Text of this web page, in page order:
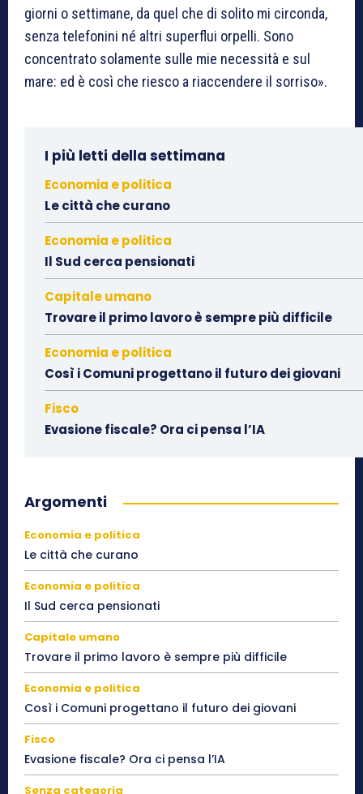
giorni o settimane, da quel che di solito mi circonda,
senza telefonini né altri superflui orpelli. Sono
concentrato solamente sulle mie necessità e sul
mare: ed è così che riesco a riaccendere il sorriso».
I più letti della settimana
Economia e politica
Le città che curano
Economia e politica
Il Sud cerca pensionati
Capitale umano
Trovare il primo lavoro è sempre più difficile
Economia e politica
Così i Comuni progettano il futuro dei giovani
Fisco
Evasione fiscale? Ora ci pensa l’IA
Argomenti
Economia e politica
Le città che curano
Economia e politica
Il Sud cerca pensionati
Capitale umano
Trovare il primo lavoro è sempre più difficile
Economia e politica
Così i Comuni progettano il futuro dei giovani
Fisco
Evasione fiscale? Ora ci pensa l’IA
Senza categoria